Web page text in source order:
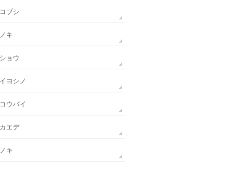
ブシ
キ
ョウ
ヨシノ
ウバイ
エデ
キ